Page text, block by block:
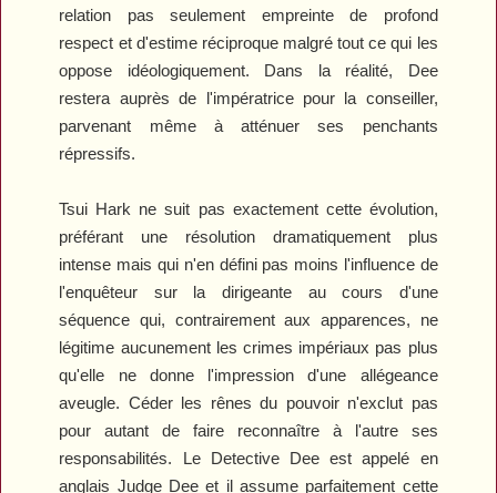
relation pas seulement empreinte de profond
respect et d'estime réciproque malgré tout ce qui les
oppose idéologiquement. Dans la réalité, Dee
restera auprès de l'impératrice pour la conseiller,
parvenant même à atténuer ses penchants
répressifs.
Tsui Hark ne suit pas exactement cette évolution,
préférant une résolution dramatiquement plus
intense mais qui n'en défini pas moins l'influence de
l'enquêteur sur la dirigeante au cours d'une
séquence qui, contrairement aux apparences, ne
légitime aucunement les crimes impériaux pas plus
qu'elle ne donne l'impression d'une allégeance
aveugle. Céder les rênes du pouvoir n'exclut pas
pour autant de faire reconnaître à l'autre ses
responsabilités. Le Detective Dee est appelé en
anglais Judge Dee et il assume parfaitement cette